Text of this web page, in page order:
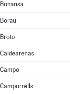
Bonansa
Borau
Broto
Caldearenas
Campo
Camporrélls